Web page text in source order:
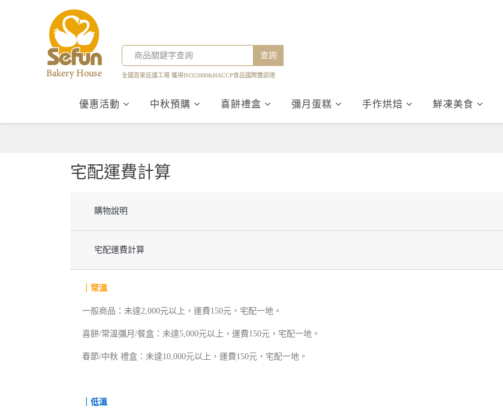
查詢
全國首家庇護工場 獲得ISO22000&HACCP食品國際雙認證
優惠活動 中秋預購 喜餅禮盒 彌月蛋糕 手作烘焙 鮮凍美食
宅配運費計算
購物說明
宅配運費計算
｜常溫
一般商品：未達2,000元以上，運費150元，宅配一地。
喜餅/常溫彌月/餐盒：未達5,000元以上，運費150元，宅配一地。
春節/中秋 禮盒：未達10,000元以上，運費150元，宅配一地。
｜低溫